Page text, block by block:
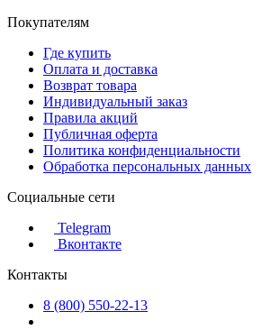
Покупателям
Где купить
Оплата и доставка
Возврат товара
Индивидуальный заказ
Правила акций
Публичная оферта
Политика конфиденциальности
Обработка персональных данных
Социальные сети
Telegram
Вконтакте
Контакты
8 (800) 550-22-13